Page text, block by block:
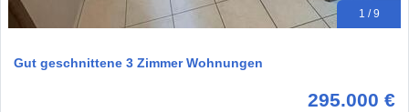
1 / 9
Gut geschnittene 3 Zimmer Wohnungen
295.000 €